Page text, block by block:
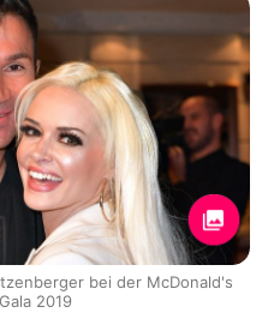
bei der McDonald's
2019